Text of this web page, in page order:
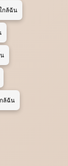
กล้ฉัน
ล้ฉัน